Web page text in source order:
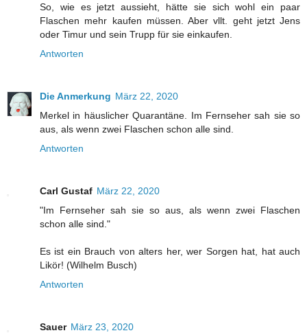
So, wie es jetzt aussieht, hätte sie sich wohl ein paar
Flaschen mehr kaufen müssen. Aber vllt. geht jetzt Jens
oder Timur und sein Trupp für sie einkaufen.
Antworten
Die Anmerkung März 22, 2020
Merkel in häuslicher Quarantäne. Im Fernseher sah sie so
aus, als wenn zwei Flaschen schon alle sind.
Antworten
Carl Gustaf März 22, 2020
"Im Fernseher sah sie so aus, als wenn zwei Flaschen
schon alle sind."
Es ist ein Brauch von alters her, wer Sorgen hat, hat auch
Likör! (Wilhelm Busch)
Antworten
Sauer März 23, 2020